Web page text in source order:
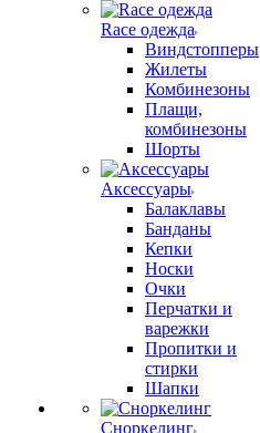
Race одежда
Виндстопперы
Жилеты
Комбинезоны
Плащи,
комбинезоны
Шорты
Аксессуары
Балаклавы
Банданы
Кепки
Носки
Очки
Перчатки и
варежки
Пропитки и
стирки
Шапки
Сноркелинг